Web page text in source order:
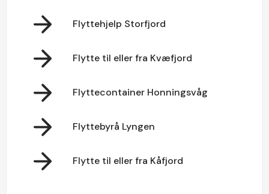
Flyttehjelp Storfjord
Flytte til eller fra Kvæfjord
Flyttecontainer Honningsvåg
Flyttebyrå Lyngen
Flytte til eller fra Kåfjord